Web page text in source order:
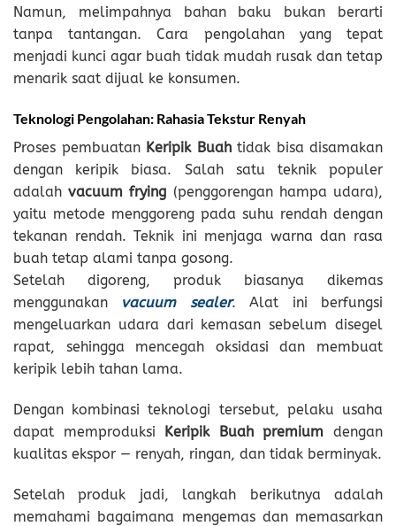
Namun, melimpahnya bahan baku bukan berarti
tanpa tantangan. Cara pengolahan yang tepat
menjadi kunci agar buah tidak mudah rusak dan tetap
menarik saat dijual ke konsumen.
Teknologi Pengolahan: Rahasia Tekstur Renyah
Proses pembuatan Keripik Buahtidak bisa disamakan
dengan keripik biasa. Salah satu teknik populer
adalahvacuum frying (penggorengan hampa udara),
yaitu metode menggoreng pada suhu rendah dengan
tekanan rendah. Teknik ini menjaga warna dan rasa
buah tetap alami tanpa gosong.
Setelah digoreng, produk biasanya dikemas
menggunakan vacuum sealer. Alat ini berfungsi
mengeluarkan udara dari kemasan sebelum disegel
rapat, sehingga mencegah oksidasi dan membuat
keripik lebih tahan lama.
Dengan kombinasi teknologi tersebut, pelaku usaha
dapat memproduksi
Keripik Buah premium dengan
kualitas ekspor — renyah, ringan, dan tidak berminyak.
Setelah produk jadi, langkah berikutnya adalah
memahami bagaimana mengemas dan memasarkan